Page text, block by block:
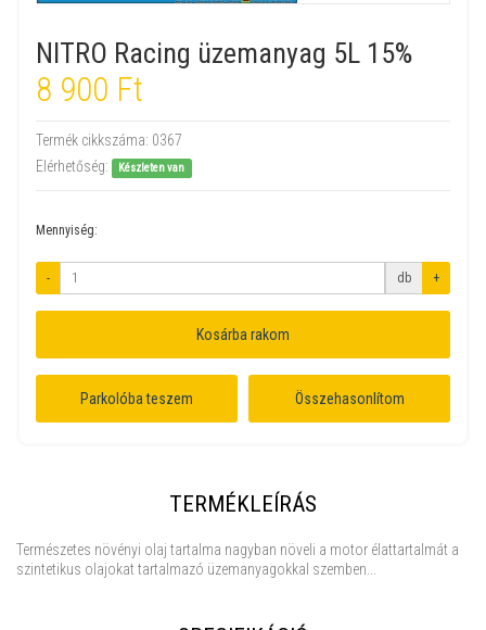
NITRO Racing üzemanyag 5L 15%
8 900 Ft
Termék cikkszáma: 0367
Elérhetőség:
Készleten van
Mennyiség:
- db +
Kosárba rakom
Parkolóba teszem Összehasonlítom
TERMÉKLEÍRÁS
Természetes növényi olaj tartalma nagyban növeli a motor élattartalmát a
szintetikus olajokat tartalmazó üzemanyagokkal szemben...